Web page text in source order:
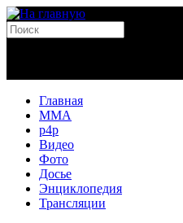
Главная
MMA
p4p
Видео
Фото
Досье
Энциклопедия
Трансляции